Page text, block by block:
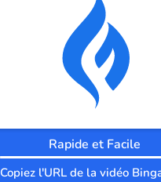
Rapide et Facile
Copiez l'URL de la vidéo